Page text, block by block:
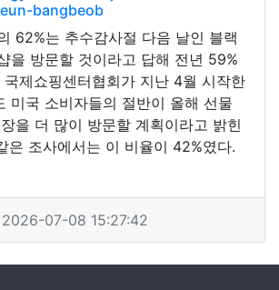
bangbeob
62%는 추수감사절 다음 날인 블랙
을 방문할 것이라고 답해 전년 59%
국제쇼핑센터협회가 지난 4월 시작한
미국 소비자들의 절반이 올해 선물
을 더 많이 방문할 계획이라고 밝힌
은 조사에서는 이 비율이 42%였다.
07-08 15:27:42